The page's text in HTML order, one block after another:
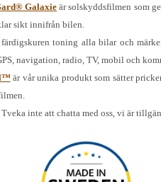
Galaxieär solskyddsfilmen som
sikt innifrån bilen.
toning alla bilar och
navigation, radio, TV, mobil och
är vår unika produkt som sätter
Tveka inte att chatta med oss, vi är